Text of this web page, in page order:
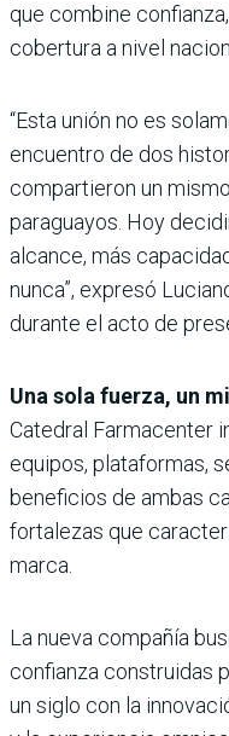
que combine
cobertura a nivel
“Esta unión no es
encuentro de dos
compartieron un
paraguayos. Hoy
alcance, más
nunca”, expresó
durante el acto de
Una sola fuerza, un
Catedral Farmacenter
equipos, plataformas,
beneficios de ambas
fortalezas que
marca.
La nueva compañía
confianza construidas
un siglo con la